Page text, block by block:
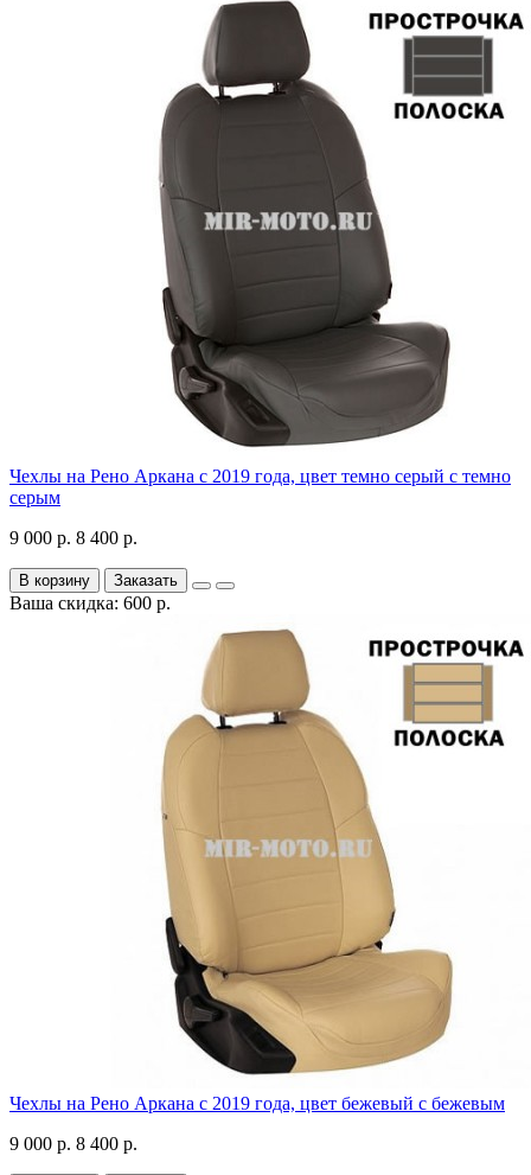
Чехлы на Рено Аркана с 2019 года, цвет темно серый с темно
серым
9 000 р. 8 400 р.
В корзину Заказать
Ваша скидка: 600 р.
Чехлы на Рено Аркана с 2019 года, цвет бежевый с бежевым
9 000 р. 8 400 р.